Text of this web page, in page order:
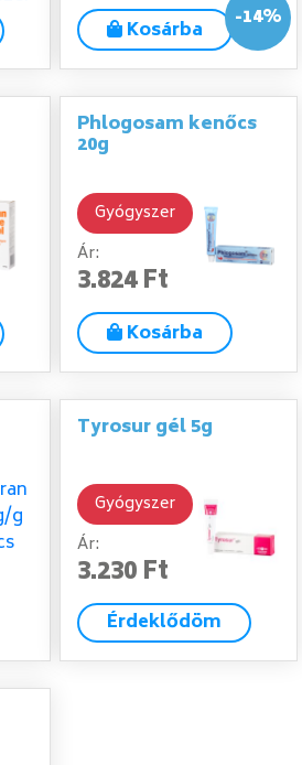
Kosárba -14%
Phlogosam kenőcs
20g
Gyógyszer
Ár:
3.824 Ft
Kosárba
Tyrosur gél 5g
Gyógyszer
Ár:
3.230 Ft
Érdeklődöm